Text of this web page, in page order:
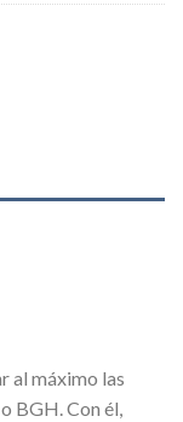
al máximo las
BGH. Con él,